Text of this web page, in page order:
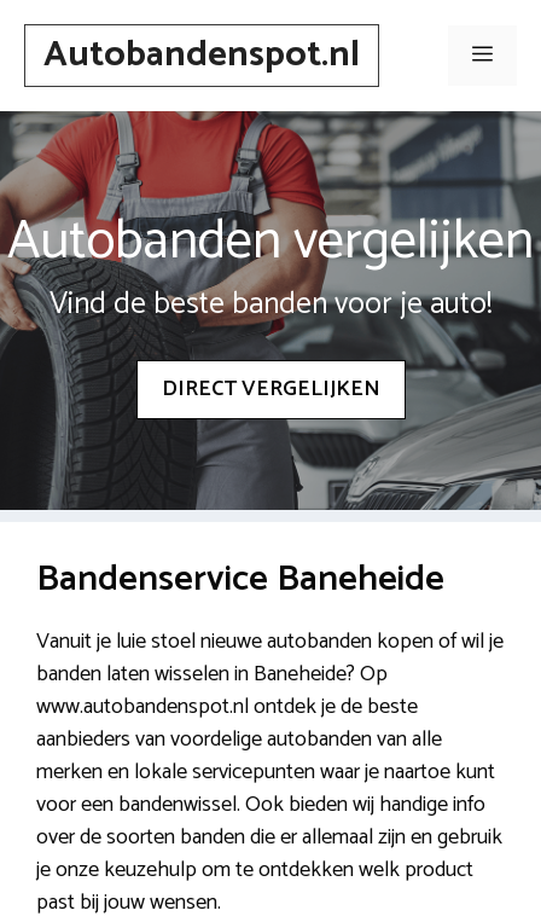
Spring
inhoudAutobandenspot.nl Menu
Autobanden vergelijken
Vind de beste banden voor je auto!
DIRECT VERGELIJKEN
Bandenservice Baneheide
Vanuit je luie stoel nieuwe autobanden kopen of wil je
banden laten wisselen in Baneheide? Op
www.autobandenspot.nl ontdek je de beste
aanbieders van voordelige autobanden van alle
merken en lokale servicepunten waar je naartoe kunt
voor een bandenwissel. Ook bieden wij handige info
over de soorten banden die er allemaal zijn en gebruik
je onze keuzehulp om te ontdekken welk product
past bij jouw wensen.